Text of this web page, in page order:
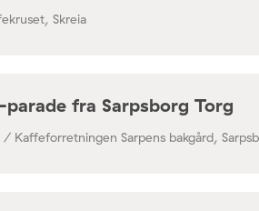
Skreia
fra Sarpsborg Torg
/ Kaffeforretningen Sarpens bakgård,